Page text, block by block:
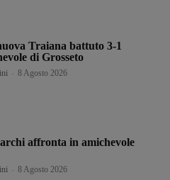
Traiana battuto 3-1
di Grosseto
8 Agosto 2026
affronta in amichevole
8 Agosto 2026